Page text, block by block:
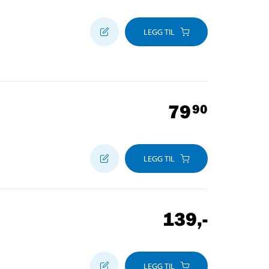
LEGG TIL
7990
LEGG TIL
139,-
LEGG TIL